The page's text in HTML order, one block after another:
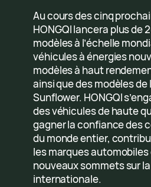
Au cours des cinq
HONGQI lancera plus de
modèles à l’échelle
véhicules à énergies
modèles à haut
ainsi que des modèles de
Sunflower. HONGQI
des véhicules de haute
gagner la confiance des
du monde entier,
les marques
nouveaux sommets sur
internationale.